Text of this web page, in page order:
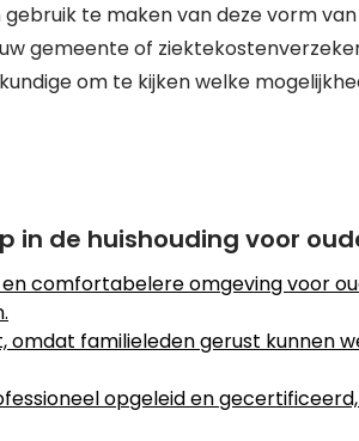
te maken van deze vorm
gemeente of
om te kijken welke
in de huishouding voor
comfortabelere omgeving voor
omdat familieleden gerust kunnen
opgeleid en